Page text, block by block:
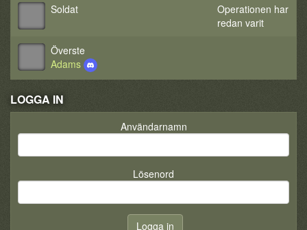
Soldat
Operationen har
redan varit
Överste
Adams
LOGGA IN
Användarnamn
Lösenord